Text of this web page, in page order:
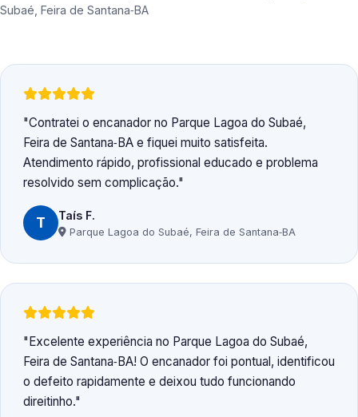
Subaé, Feira de Santana‑BA
Contratei o encanador no Parque Lagoa do Subaé,
Feira de Santana‑BA e fiquei muito satisfeita.
Atendimento rápido, profissional educado e problema
resolvido sem complicação.
T Taís F.
Parque Lagoa do Subaé, Feira de Santana‑BA
Excelente experiência no Parque Lagoa do Subaé,
Feira de Santana‑BA! O encanador foi pontual, identificou
o defeito rapidamente e deixou tudo funcionando
direitinho.